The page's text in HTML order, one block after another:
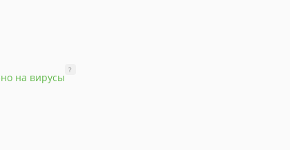
на вирусы
?